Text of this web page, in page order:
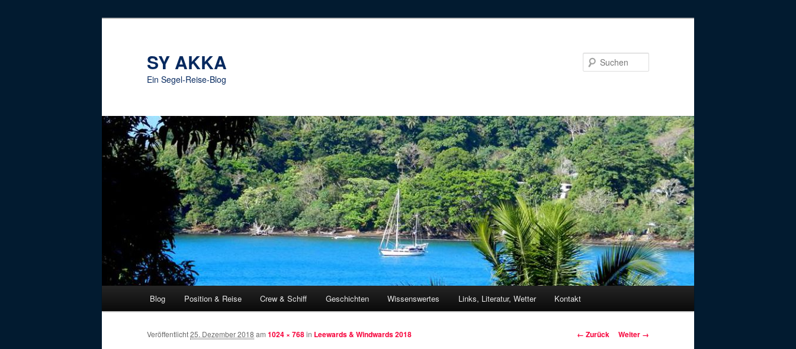
SY AKKA
Ein Segel-Reise-Blog
Blog Position & Reise Crew & Schiff Geschichten Wissenswertes Links, Literatur, Wetter Kontakt
Bilder-
← Zurück Weiter →
Veröffentlicht25. Dezember 2018 am 1024 × 768in Leewards & Windwards 2018